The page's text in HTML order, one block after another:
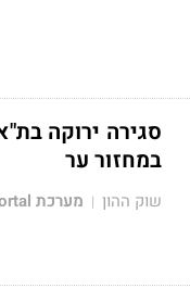
במחזור ער
שוק ההון | מערכת Bizportal